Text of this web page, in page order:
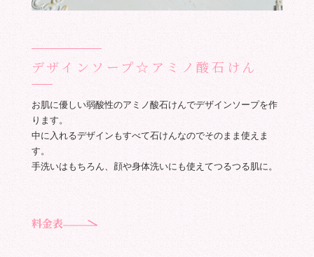
デザインソープ☆アミノ酸石けん
お肌に優しい弱酸性のアミノ酸石けんでデザインソープを作
ります。
中に入れるデザインもすべて石けんなのでそのまま使えま
す。
手洗いはもちろん、顔や身体洗いにも使えてつるつる肌に。
料金表